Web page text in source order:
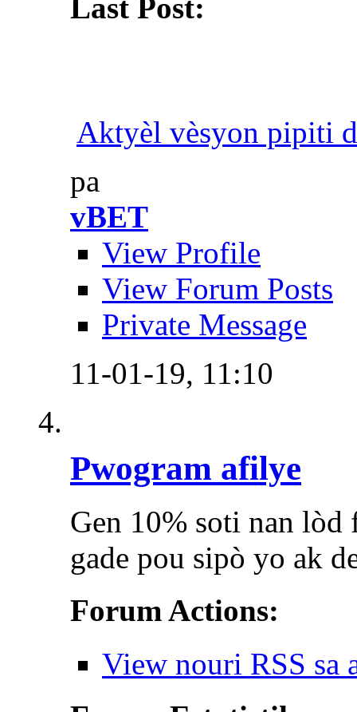
Last Post:
Aktyèl vèsyon pipiti
pa
vBET
View Profile
View Forum Posts
Private Message
11-01-19, 11:10
Pwogram afilye
Gen 10% soti nan lòd
gade pou sipò yo ak
Forum Actions:
View nouri RSS sa